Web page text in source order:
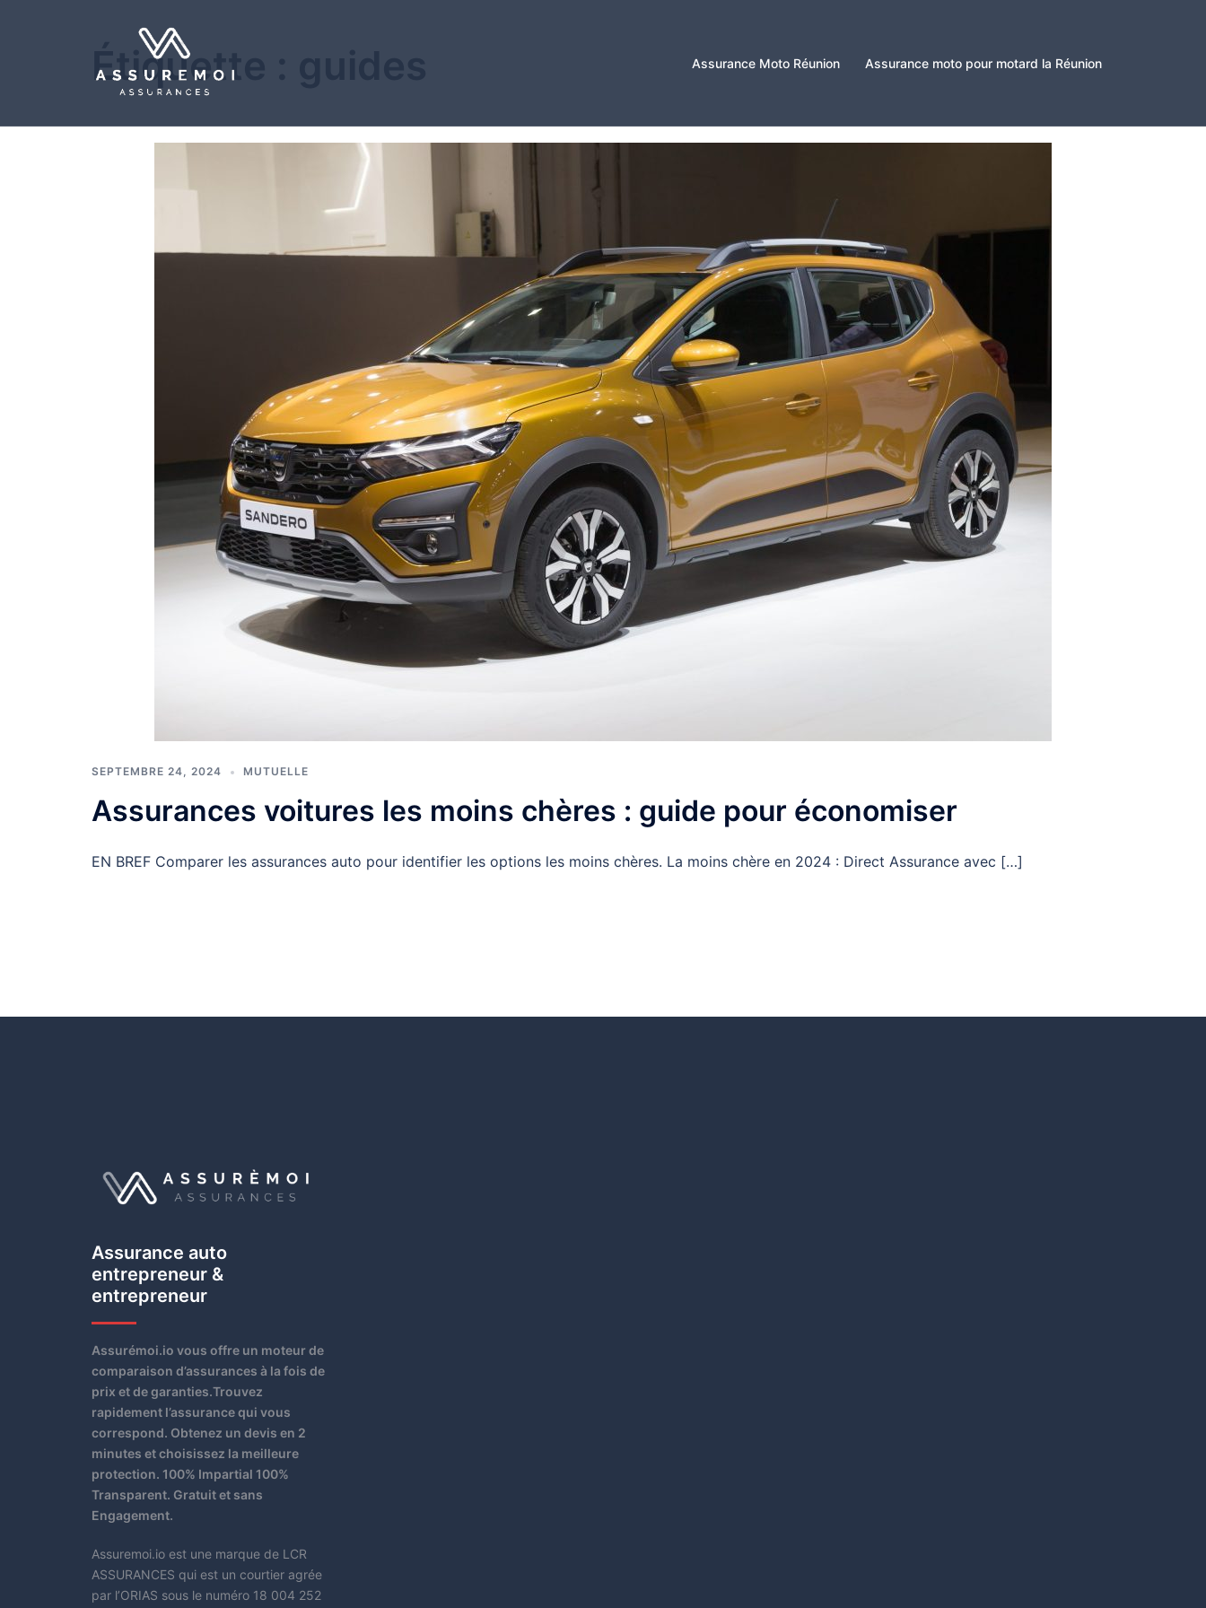
Assurance Moto Réunion Assurance moto pour motard la Réunion
Étiquette :
SEPTEMBRE 24, 2024 MUTUELLE
Assurances voitures les moins chères : guide pour économiser
EN BREF Comparer les assurances auto pour identifier les options les moins chères. La moins chère en 2024 : Direct Assurance avec […]
Assurance auto
entrepreneur &
entrepreneur
Assurémoi.io vous offre un moteur de
comparaison d’assurances à la fois de
prix et de garanties.Trouvez
rapidement l’assurance qui vous
correspond. Obtenez un devis en 2
minutes et choisissez la meilleure
protection. 100% Impartial 100%
Transparent. Gratuit et sans
Engagement.
Assuremoi.io est une marque de LCR
ASSURANCES qui est un courtier agrée
par l’ORIAS sous le numéro 18 004 252